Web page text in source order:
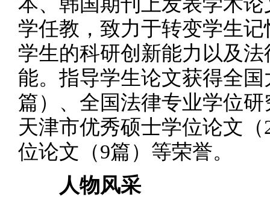
学任教，致力于转变学生
学生的科研创新能力以及
能。指导学生论文获得全
篇）、全国法律专业学位
天津市优秀硕士学位论文
位论文（9篇）等荣誉。
人物风采